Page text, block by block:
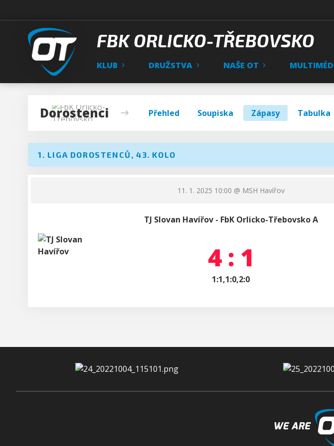
FBK ORLICKO-TŘEBOVSKO
KLUB DRUŽSTVA NAŠE OT
Dorostenci Přehled Soupiska Zápasy Tabulka
1. LIGA DOROSTENCŮ, 43. KOLO
11. 1. 2025 10:00 @ MSH Havířov
TJ Slovan Havířov - FbK Orlicko-Třebovsko A
4 : 1
1:1,1:0,2:0